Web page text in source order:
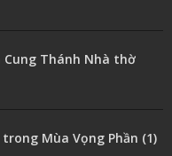
Cung Thánh Nhà thờ
Mùa Vọng Phần (1)